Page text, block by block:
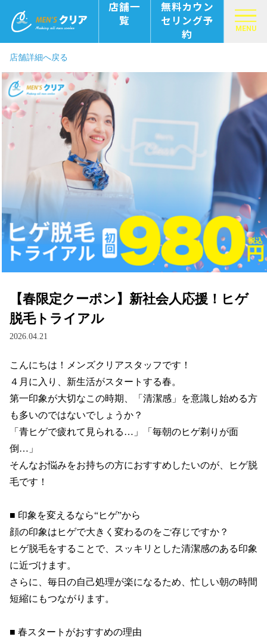
店舗一
覧
無料カウン
セリング予
約
MENU
店舗詳細へ戻る
【春限定クーポン】新社会人応援！ヒゲ
脱毛トライアル
2026.04.21
こんにちは！メンズクリアスタッフです！
４月に入り、新生活がスタートする春。
第一印象が大切なこの時期、「清潔感」を意識し始める方
も多いのではないでしょうか？
「青ヒゲで疲れて見られる…」「毎朝のヒゲ剃りが面
倒…」
そんなお悩みをお持ちの方におすすめしたいのが、ヒゲ脱
毛です！
■ 印象を変えるなら“ヒゲ”から
顔の印象はヒゲで大きく変わるのをご存じですか？
ヒゲ脱毛をすることで、スッキリとした清潔感のある印象
に近づけます。
さらに、毎日の自己処理が楽になるため、忙しい朝の時間
短縮にもつながります。
■ 春スタートがおすすめの理由